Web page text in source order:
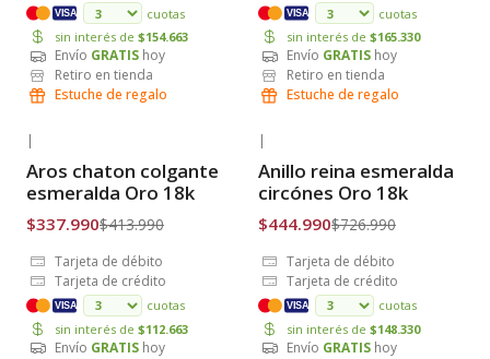
VISA
cuotas
sin interés de $154.663
Envío GRATIS hoy
Retiro en tienda
Estuche de regalo
VISA
cuotas
sin interés de $165.330
Envío GRATIS hoy
Retiro en tienda
Estuche de regalo
Envío Gratis
|
Aros chaton colgante
esmeralda Oro 18k
$337.990$413.990
Tarjeta de débito
Tarjeta de crédito
VISA
cuotas
sin interés de $112.663
Envío GRATIS hoy
Envío Gratis
|
Anillo reina esmeralda
circónes Oro 18k
$444.990$726.990
Tarjeta de débito
Tarjeta de crédito
VISA
cuotas
sin interés de $148.330
Envío GRATIS hoy